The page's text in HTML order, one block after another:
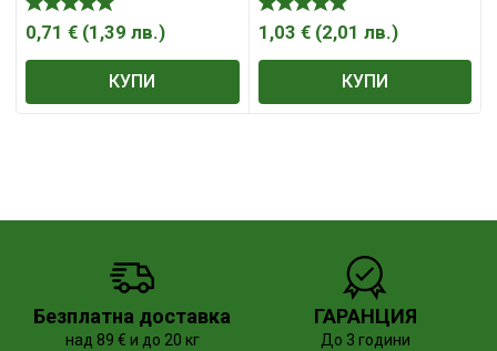
0,71 € (1,39 лв.)
КУПИ
1,03 € (2,01 лв.)
КУПИ
Безплатна доставка
над 89 € и до 20 кг
ГАРАНЦИЯ
До 3 години